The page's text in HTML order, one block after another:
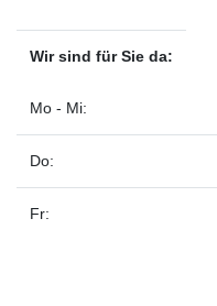
Wir sind für Sie da:
Mo - Mi:
Do:
Fr: